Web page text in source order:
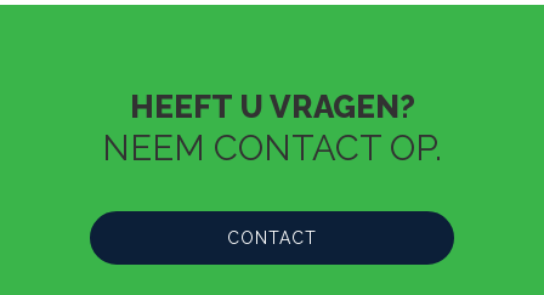
HEEFT U VRAGEN?
NEEM CONTACT OP.
CONTACT